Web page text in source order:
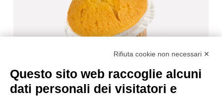
Rifiuta cookie non necessari ✕
Questo sito web raccoglie alcuni
dati personali dei visitatori e